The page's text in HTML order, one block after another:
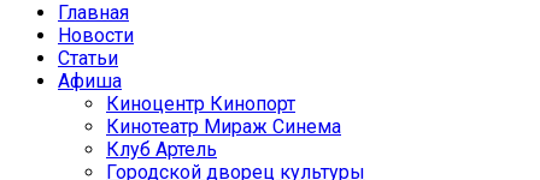
Главная
Новости
Статьи
Афиша
Киноцентр Кинопорт
Кинотеатр Мираж Синема
Клуб Артель
Городской дворец культуры